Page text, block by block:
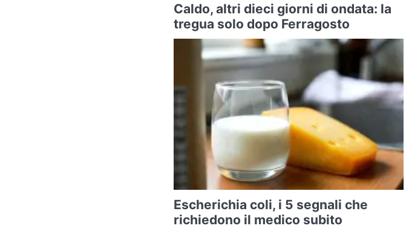
Caldo, altri dieci giorni di ondata: la
tregua solo dopo Ferragosto
Escherichia coli, i 5 segnali che
richiedono il medico subito